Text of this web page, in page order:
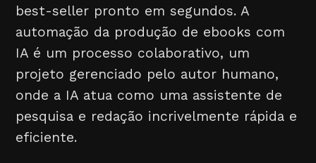
best-seller pronto em segundos. A
automação da produção de ebooks com
IA é um processo colaborativo, um
projeto gerenciado pelo autor humano,
onde a IA atua como uma assistente de
pesquisa e redação incrivelmente rápida e
eficiente.